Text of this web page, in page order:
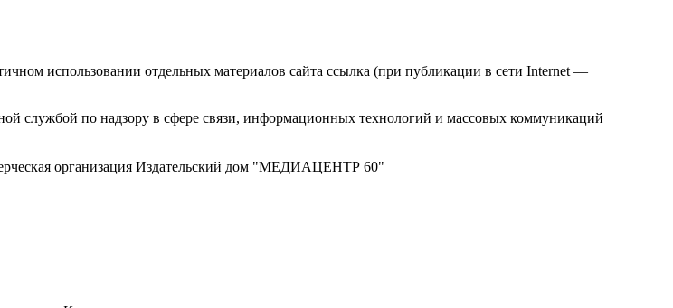
использовании отдельных материалов сайта ссылка (при публикации в сети Internet —
по надзору в сфере связи, информационных технологий и массовых коммуникаций
организация Издательский дом "МЕДИАЦЕНТР 60"